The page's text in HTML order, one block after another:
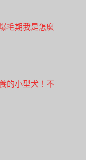
毛期我是怎麼